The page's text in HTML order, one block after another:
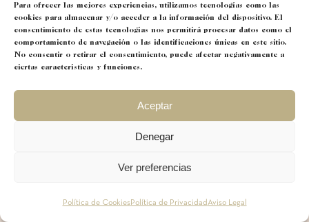
Para ofrecer las mejores experiencias, utilizamos tecnologías como las
cookies para almacenar y/o acceder a la información del dispositivo. El
consentimiento de estas tecnologías nos permitirá procesar datos como el
comportamiento de navegación o las identificaciones únicas en este sitio.
No consentir o retirar el consentimiento, puede afectar negativamente a
ciertas características y funciones.
Aceptar
Denegar
Ver preferencias
Política de CookiesPolítica de Privacidad Aviso Legal